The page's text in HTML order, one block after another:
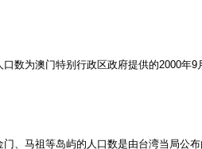
数为澳门特别行政区政府提供的2000年9
、马祖等岛屿的人口数是由台湾当局公